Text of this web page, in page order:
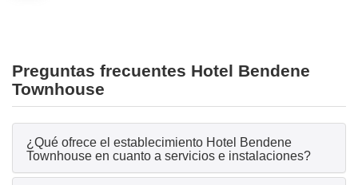
Preguntas frecuentes Hotel Bendene
Townhouse
¿Qué ofrece el establecimiento Hotel Bendene
Townhouse en cuanto a servicios e instalaciones?